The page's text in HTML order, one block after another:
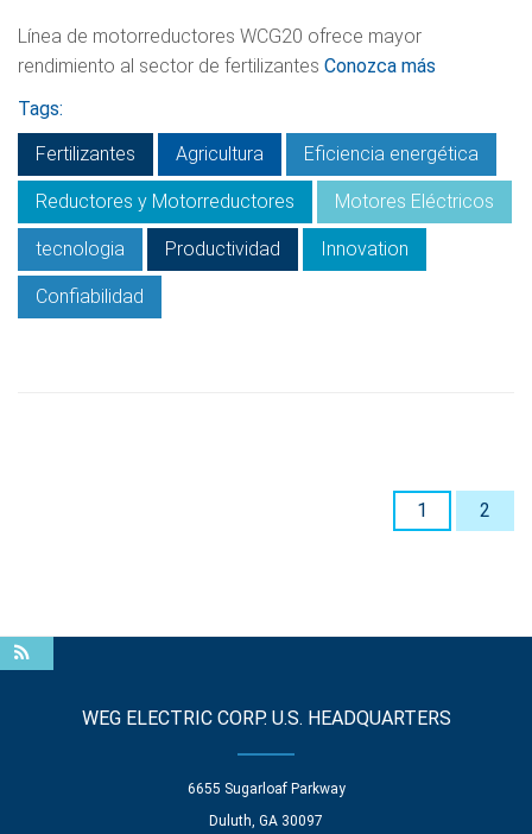
Línea de motorreductores WCG20 ofrece mayor
rendimiento al sector de fertilizantes Conozca más
Tags:
Fertilizantes
Agricultura Eficiencia energética
Reductores y Motorreductores Motores Eléctricos
tecnologia Productividad Innovation
Confiabilidad
1 2
WEG ELECTRIC CORP. U.S. HEADQUARTERS
6655 Sugarloaf Parkway
Duluth, GA 30097